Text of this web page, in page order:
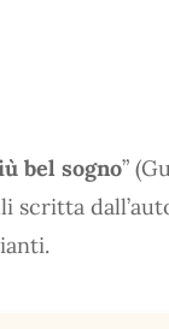
bel sogno”
scritta